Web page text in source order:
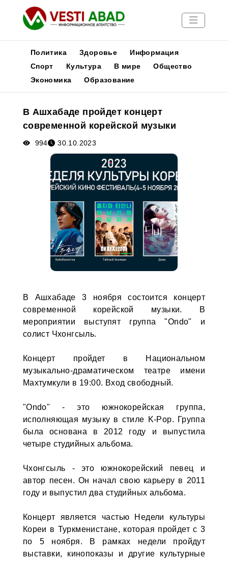
Новости
Медиа
Афиша
Политика Здоровье
Информация
Спорт
Культура В мире
Общество
Экономика
Образование
В Ашхабаде пройдет концерт
современной корейской музыки
994 30.10.2023
В Ашхабаде 3 ноября состоится концерт
современной корейской музыки. В
мероприятии выступят группа "Ondo" и
солист Чхонгсыль.
Концерт пройдет в Национальном
музыкально-драматическом театре имени
Махтумкули в 19:00. Вход свободный.
"Ondo" - это южнокорейская группа,
исполняющая музыку в стиле K-Pop. Группа
была основана в 2012 году и выпустила
четыре студийных альбома.
Чхонгсыль - это южнокорейский певец и
автор песен. Он начал свою карьеру в 2011
году и выпустил два студийных альбома.
Концерт является частью Недели культуры
Кореи в Туркменистане, которая пройдет с 3
по 5 ноября. В рамках недели пройдут
выставки, кинопоказы и другие культурные